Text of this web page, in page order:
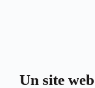
Un site